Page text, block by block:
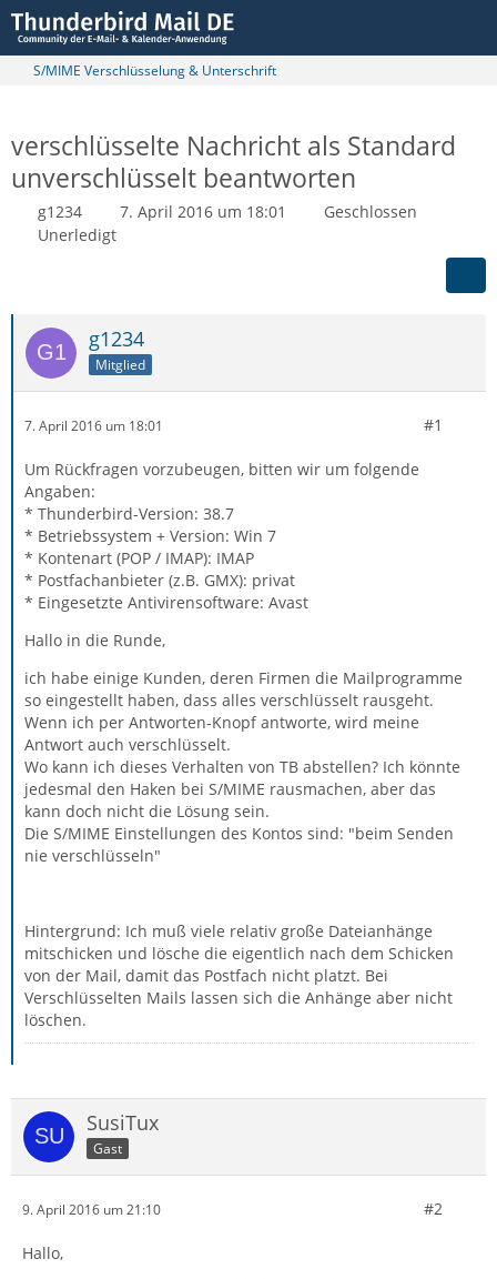
S/MIME Verschlüsselung & Unterschrift
verschlüsselte Nachricht als Standard
unverschlüsselt beantworten
g1234 7. April 2016 um 18:01
Geschlossen
Unerledigt
g1234
Mitglied
7. April 2016 um 18:01 #1
Um Rückfragen vorzubeugen, bitten wir um folgende
Angaben:
* Thunderbird-Version: 38.7
* Betriebssystem + Version: Win 7
* Kontenart (POP / IMAP): IMAP
* Postfachanbieter (z.B. GMX): privat
* Eingesetzte Antivirensoftware: Avast
Hallo in die Runde,
ich habe einige Kunden, deren Firmen die Mailprogramme
so eingestellt haben, dass alles verschlüsselt rausgeht.
Wenn ich per Antworten-Knopf antworte, wird meine
Antwort auch verschlüsselt.
Wo kann ich dieses Verhalten von TB abstellen? Ich könnte
jedesmal den Haken bei S/MIME rausmachen, aber das
kann doch nicht die Lösung sein.
Die S/MIME Einstellungen des Kontos sind: "beim Senden
nie verschlüsseln"
Hintergrund: Ich muß viele relativ große Dateianhänge
mitschicken und lösche die eigentlich nach dem Schicken
von der Mail, damit das Postfach nicht platzt. Bei
Verschlüsselten Mails lassen sich die Anhänge aber nicht
löschen.
SusiTux
Gast
9. April 2016 um 21:10 #2
Hallo,